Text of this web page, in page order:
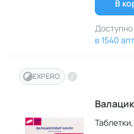
В
в 1540
EXPERO
Таблетки,